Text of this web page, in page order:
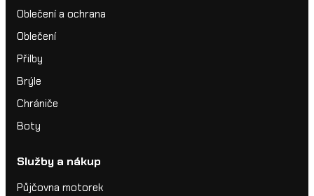
Oblečení a ochrana
Oblečení
Přilby
Brýle
Chrániče
Boty
Služby a nákup
Půjčovna motorek